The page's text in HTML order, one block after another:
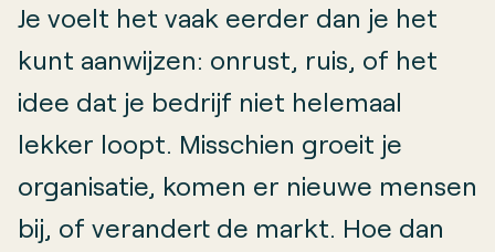
Je voelt het vaak eerder dan je het
kunt aanwijzen: onrust, ruis, of het
idee dat je bedrijf niet helemaal
lekker loopt. Misschien groeit je
organisatie, komen er nieuwe mensen
bij, of verandert de markt. Hoe dan